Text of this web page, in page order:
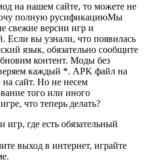
на нашем сайте, то можете не
полную русификациюМы
свежие версии игр и
Если вы узнали, что появилась
язык, обязательно сообщите
контент. Моды без
каждый *. APK файл на
сайт. Но не несем
того или иного
что теперь делать?
игр, где есть обязательный
выход в интернет, играйте